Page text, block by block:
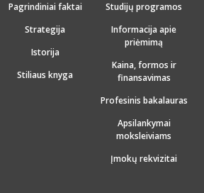
Pagrindiniai faktai
Strategija
Istorija
Stiliaus knyga
Studijų programos
Informacija apie
priėmimą
Kaina, formos ir
finansavimas
Profesinis bakalauras
Apsilankymai
moksleiviams
Įmokų rekvizitai